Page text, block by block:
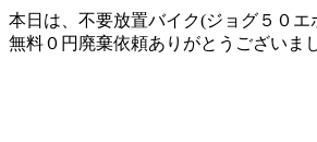
本日は、不要放置バイク(ジョグ５０エ
無料０円廃棄依頼ありがとうございま